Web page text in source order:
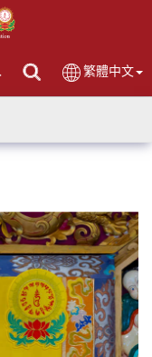
繁體中文